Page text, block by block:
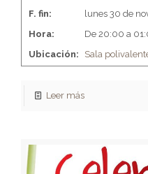
F. fin:
lunes 30 de
Hora:
De 20:00 a
Ubicación:
Sala
Leer más